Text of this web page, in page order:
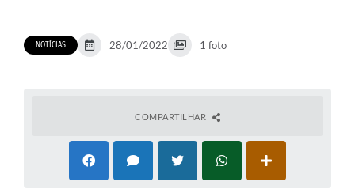
NOTÍCIAS 28/01/2022 1 foto
COMPARTILHAR